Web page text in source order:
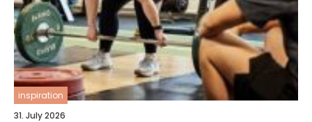
inspiration
31. July 2026